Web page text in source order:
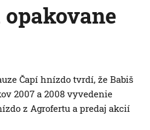
opakovane
Čapí hnízdo tvrdí, že Babiš
2007 a 2008 vyvedenie
z Agrofertu a predaj akcií